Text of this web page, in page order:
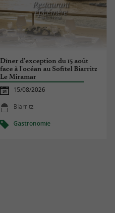
Dîner d'exception du 15 août
face à l'océan au Sofitel Biarritz
Le Miramar
15/08/2026
Biarritz
Gastronomie